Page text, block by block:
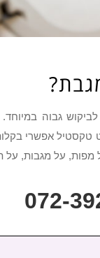
לביקוש גבוה
אפשרי
על מגבות, על